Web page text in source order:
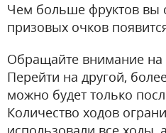
Чем больше фруктов вы
призовых очков
Обращайте внимание на
Перейти на другой,
можно будет только
Количество ходов